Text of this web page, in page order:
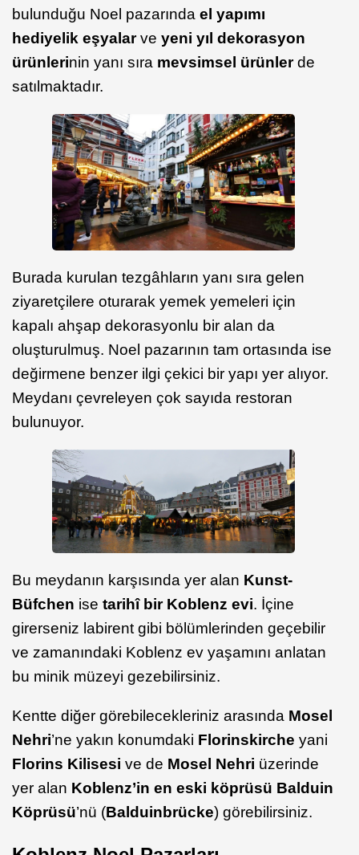
bulunduğu Noel pazarında el yapımı
hediyelik eşyalarve yeni yıl dekorasyon
ürünlerinin yanı sıra mevsimsel ürünlerde
satılmaktadır.
Burada kurulan tezgâhların yanı sıra gelen
ziyaretçilere oturarak yemek yemeleri için
kapalı ahşap dekorasyonlu bir alan da
oluşturulmuş. Noel pazarının tam ortasında ise
değirmene benzer ilgi çekici bir yapı yer alıyor.
Meydanı çevreleyen çok sayıda restoran
bulunuyor.
Bu meydanın karşısında yer alan Kunst-
Büfchen ise tarihî bir Koblenz evi. İçine
girerseniz labirent gibi bölümlerinden geçebilir
ve zamanındaki Koblenz ev yaşamını anlatan
bu minik müzeyi gezebilirsiniz.
Kentte diğer görebilecekleriniz arasında Mosel
Nehri’ne yakın konumdaki Florinskirche yani
Florins Kilisesi ve de Mosel Nehri üzerinde
yer alan Koblenz’in en eski köprüsü Balduin
Köprüsü’nü (Balduinbrücke) görebilirsiniz.